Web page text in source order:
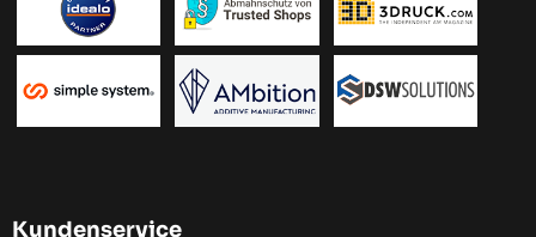
Kundenservice